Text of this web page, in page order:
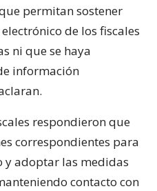
permitan sostener
de los fiscales
ni que se haya
información
respondieron que
correspondientes para
y adoptar las medidas
contacto con